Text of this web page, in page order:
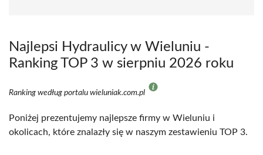
Najlepsi Hydraulicy w Wieluniu -
Ranking TOP 3 w sierpniu 2026 roku
Ranking według portalu wieluniak.com.pl
Poniżej prezentujemy najlepsze firmy w Wieluniu i
okolicach, które znalazły się w naszym zestawieniu TOP 3.